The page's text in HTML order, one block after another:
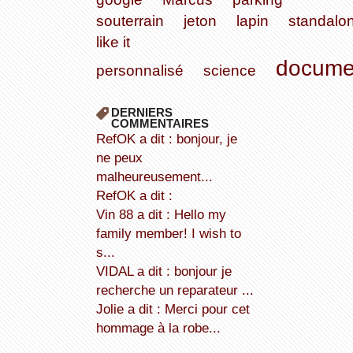
souterrain
jeton lapin
like it
personnalisé
science
DERNIERS
COMMENTAIRES
refOK a dit : bonjour, je
ne peux
malheureusement...
refOK a dit :
Vin 88 a dit : Hello my
family member! I wish to
s...
VIDAL a dit : bonjour je
recherche un reparateur ...
Jolie a dit : Merci pour cet
hommage à la robe...